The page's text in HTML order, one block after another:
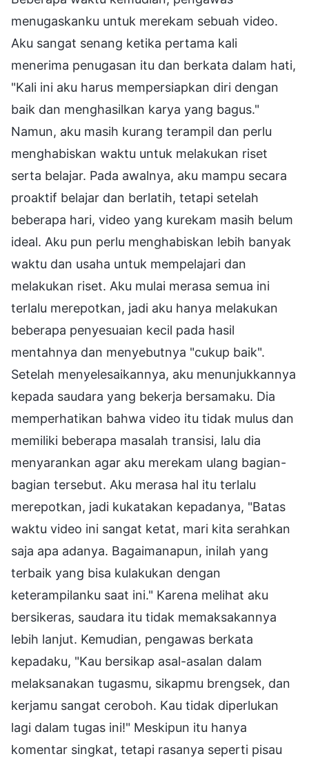
menugaskanku untuk merekam sebuah video.
Aku sangat senang ketika pertama kali
menerima penugasan itu dan berkata dalam hati,
"Kali ini aku harus mempersiapkan diri dengan
baik dan menghasilkan karya yang bagus."
Namun, aku masih kurang terampil dan perlu
menghabiskan waktu untuk melakukan riset
serta belajar. Pada awalnya, aku mampu secara
proaktif belajar dan berlatih, tetapi setelah
beberapa hari, video yang kurekam masih belum
ideal. Aku pun perlu menghabiskan lebih banyak
waktu dan usaha untuk mempelajari dan
melakukan riset. Aku mulai merasa semua ini
terlalu merepotkan, jadi aku hanya melakukan
beberapa penyesuaian kecil pada hasil
mentahnya dan menyebutnya "cukup baik".
Setelah menyelesaikannya, aku menunjukkannya
kepada saudara yang bekerja bersamaku. Dia
memperhatikan bahwa video itu tidak mulus dan
memiliki beberapa masalah transisi, lalu dia
menyarankan agar aku merekam ulang bagian-
bagian tersebut. Aku merasa hal itu terlalu
merepotkan, jadi kukatakan kepadanya, "Batas
waktu video ini sangat ketat, mari kita serahkan
saja apa adanya. Bagaimanapun, inilah yang
terbaik yang bisa kulakukan dengan
keterampilanku saat ini." Karena melihat aku
bersikeras, saudara itu tidak memaksakannya
lebih lanjut. Kemudian, pengawas berkata
kepadaku, "Kau bersikap asal-asalan dalam
melaksanakan tugasmu, sikapmu brengsek, dan
kerjamu sangat ceroboh. Kau tidak diperlukan
lagi dalam tugas ini!" Meskipun itu hanya
komentar singkat, tetapi rasanya seperti pisau